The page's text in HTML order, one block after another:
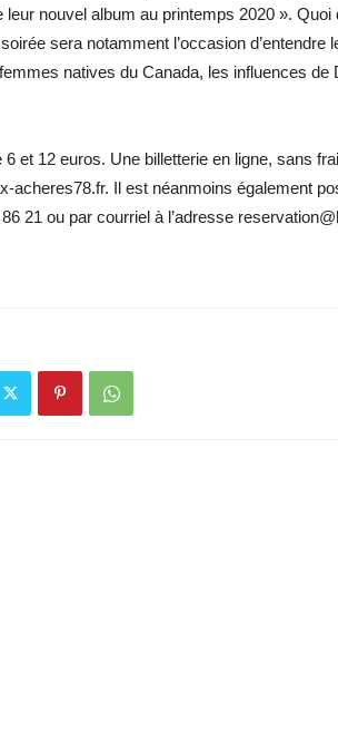
nouvel album au printemps 2020 ». Quoi
sera notamment l’occasion d’entendre
natives du Canada, les influences de
et 12 euros. Une billetterie en ligne, sans
acheres78.fr. Il est néanmoins également
21 ou par courriel à l’adresse